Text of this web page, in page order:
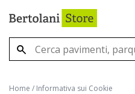
Home / Informativa sui Cookie